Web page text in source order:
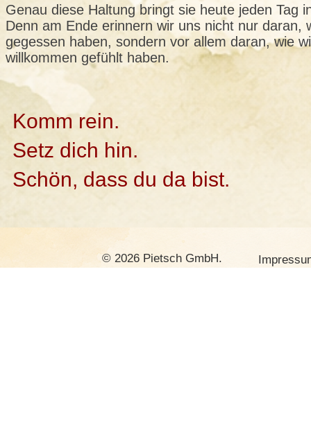
Genau diese Haltung bringt sie heute jeden Tag
Denn am Ende erinnern wir uns nicht nur daran,
gegessen haben, sondern vor allem daran, wie
willkommen gefühlt haben.
Komm rein.
Setz dich hin.
Schön, dass du da bist.
© 2026 Pietsch GmbH.